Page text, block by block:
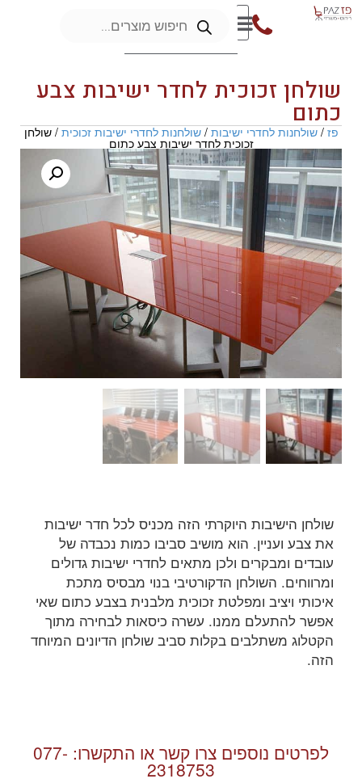
שולחן זכוכית לחדר ישיבות צבע
כתום
פז/שולחנות לחדרי ישיבות/שולחנות לחדרי ישיבות זכוכית/ שולחן
זכוכית לחדר ישיבות צבע כתום
שולחן הישיבות היוקרתי הזה מכניס לכל חדר ישיבות
את צבע ועניין. הוא מושיב סביבו כמות נכבדה של
עובדים ומבקרים ולכן מתאים לחדרי ישיבות גדולים
ומרווחים. השולחן הדקורטיבי בנוי מבסיס מתכת
איכותי ויציב ומפלטת זכוכית מלבנית בצבע כתום שאי
אפשר להתעלם ממנו. עשרה כיסאות לבחירה מתוך
הקטלוג משתלבים בקלות סביב שולחן הדיונים המיוחד
הזה.
לפרטים נוספים צרו קשר או התקשרו: 077-
2318753